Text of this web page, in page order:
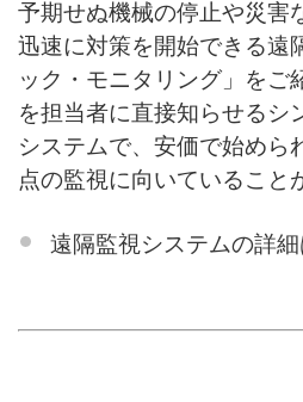
予期せぬ機械の停止や災害
迅速に対策を開始できる遠
ック・モニタリング」をご
を担当者に直接知らせるシ
システムで、安価で始めら
点の監視に向いていること
遠隔監視システムの詳